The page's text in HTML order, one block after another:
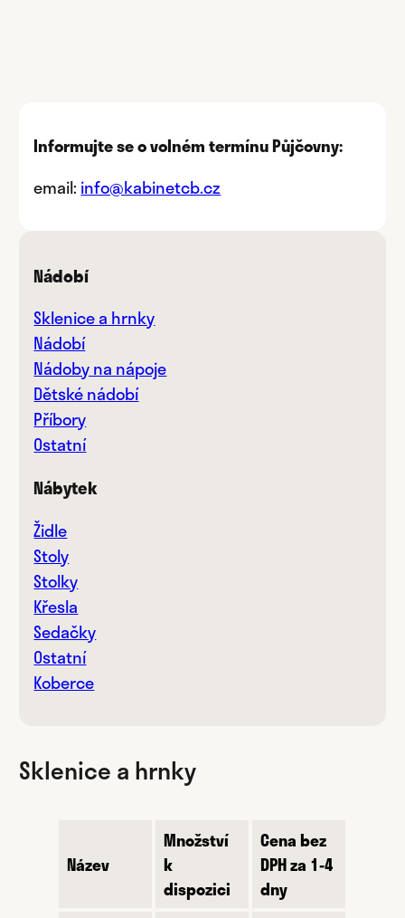
Informujte se o volném termínu Půjčovny:
email: info@kabinetcb.cz
Nádobí
Sklenice a hrnky
Nádobí
Nádoby na nápoje
Dětské nádobí
Příbory
Ostatní
Nábytek
Židle
Stoly
Stolky
Křesla
Sedačky
Ostatní
Koberce
Sklenice a hrnky
Název
Množství
k
dispozici
Cena bez
DPH za 1-4
dny